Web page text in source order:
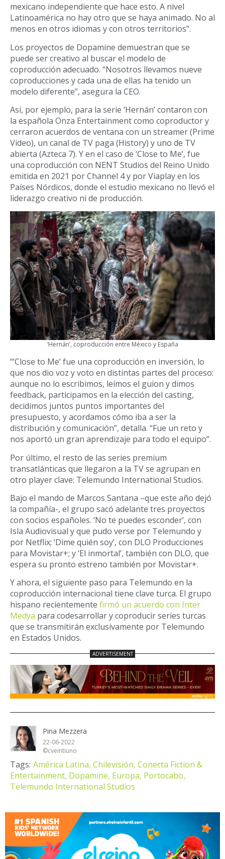
mexicano independiente que hace esto. A nivel
Latinoamérica no hay otro que se haya animado. No al
menos en otros idiomas y con otros territorios”.
Los proyectos de Dopamine demuestran que se
puede ser creativo al buscar el modelo de
coproducción adecuado. “Nosotros llevamos nueve
coproducciones y cada una de ellas ha tenido un
modelo diferente”, asegura la CEO.
Así, por ejemplo, para la serie ‘Hernán’contaron con
la española Onza Entertainment como coproductor y
cerraron acuerdos de ventana con un streamer (Prime
Video), un canal de TV paga (History) y uno de TV
abierta (Azteca 7). Y en el caso de ‘Close to Me’, fue
una coproducción con NENT Studios del Reino Unido
emitida en 2021 por Channel 4 y por Viaplay en los
Países Nórdicos, donde el estudio mexicano no llevó el
liderazgo creativo ni de producción.
‘Hernán’, coproducción entre México y España
“’Close to Me’ fue una coproducción en inversión, lo
que nos dio voz y voto en distintas partes del proceso:
aunque no lo escribimos, leímos el guion y dimos
feedback, participamos en la elección del casting,
decidimos juntos puntos importantes del
presupuesto, y acordamos cómo iba a ser la
distribución y comunicación”, detalla. “Fue un reto y
nos aportó un gran aprendizaje para todo el equipo”.
Por último, el resto de las series premium
transatlánticas que llegaron a la TV se agrupan en
otro player clave: Telemundo International Studios.
Bajo el mando de Marcos Santana –que este año dejó
la compañía-, el grupo sacó adelante tres proyectos
con socios españoles. ‘No te puedes esconder’, con
Isla Audiovisual y que pudo verse por Telemundo y
por Netflix; ‘Dime quién soy’, con DLO Producciones
para Movistar+; y ‘El inmortal’, también con DLO, que
espera su pronto estreno también por Movistar+.
Y ahora, el siguiente paso para Telemundo en la
coproducción internacional tiene clave turca. El grupo
hispano recientemente firmó un acuerdo con Inter
Medya para codesarrollar y coproducir series turcas
que se transmitirán exclusivamente por Telemundo
en Estados Unidos.
Pina Mezzera
22-06-2022
©cveintiuno
Tags: América Latina, Chilevisión, Conecta Fiction &
Entertainment, Dopamine, Europa, Portocabo,
Telemundo International Studios